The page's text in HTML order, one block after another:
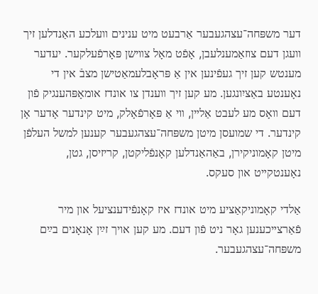
u
n
נאָענטקײט און סעקס.
משפּחה־עצהגעבער.